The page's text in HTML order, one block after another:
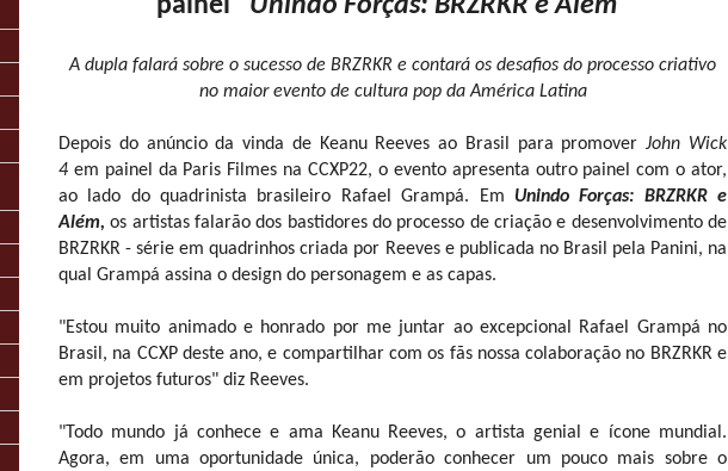
painel "Unindo Forças: BRZRKR e Além"
A dupla falará sobre o sucesso de BRZRKR e contará os desafios do processo criativo
no maior evento de cultura pop da América Latina
Depois do anúncio da vinda de Keanu Reeves ao Brasil para promoverJohn Wick
4 em painel da Paris Filmes na CCXP22, o evento apresenta outro painel com o ator,
ao lado do quadrinista brasileiro Rafael Grampá. Em Unindo Forças: BRZRKR e
Além,os artistas falarão dos bastidores do processo de criação e desenvolvimento de
BRZRKR - série em quadrinhos criada por Reeves e publicada no Brasil pela Panini, na
qual Grampá assina o design do personagem e as capas.
"Estou muito animado e honrado por me juntar ao excepcional Rafael Grampá no
Brasil, na CCXP deste ano, e compartilhar com os fãs nossa colaboração no BRZRKR e
em projetos futuros" diz Reeves.
"Todo mundo já conhece e ama Keanu Reeves, o artista genial e ícone mundial.
Agora, em uma oportunidade única, poderão conhecer um pouco mais sobre o